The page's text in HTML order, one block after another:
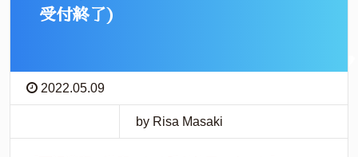
受付終了)
2022.05.09
by Risa Masaki